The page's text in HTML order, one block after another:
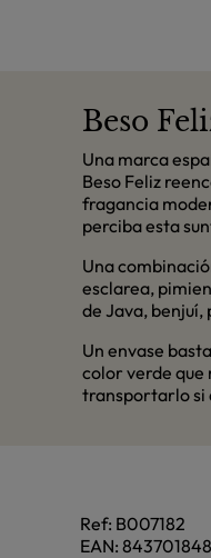
Beso
Una marca
Beso Feliz
fragancia
perciba esta
Una
esclarea,
de Java, benjuí,
Un envase
color verde
transportarlo si
Ref: B007182
EAN: